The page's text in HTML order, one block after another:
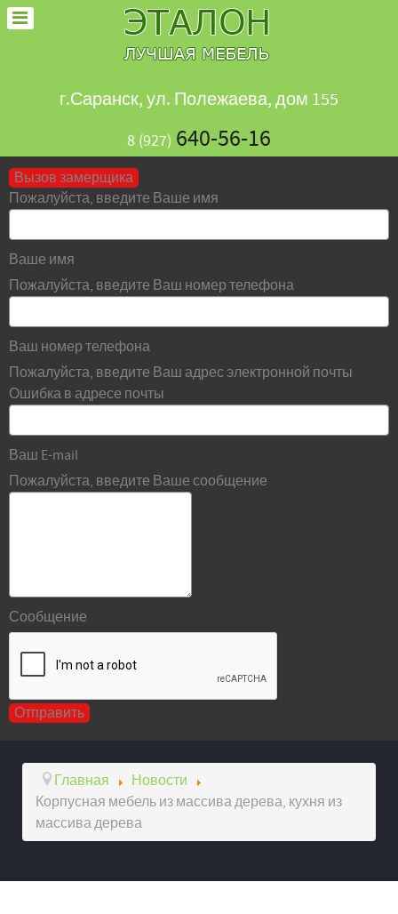
г.Саранск, ул. Полежаева, дом 155
8 (927) 640-56-16
Вызов замерщика
Пожалуйста, введите Ваше имя
Ваше имя
Пожалуйста, введите Ваш номер телефона
Ваш номер телефона
Пожалуйста, введите Ваш адрес электронной почты
Ошибка в адресе почты
Ваш E-mail
Пожалуйста, введите Ваше сообщение
Сообщение
Главная
Новости
Корпусная мебель из массива дерева, кухня из
массива дерева